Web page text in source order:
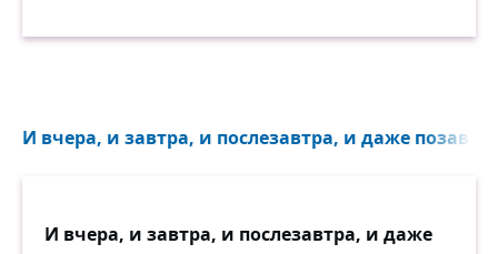
И вчера, и завтра, и послезавтра, и даже
И вчера, и завтра, и послезавтра, и даже